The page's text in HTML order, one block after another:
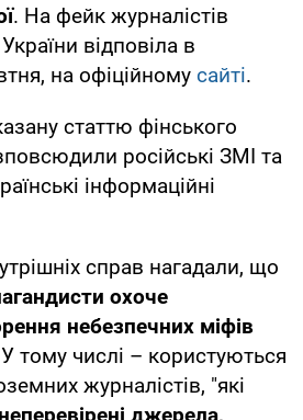
. На фейк журналістів
відповіла в
на офіційному сайті.
статтю фінського
російські ЗМІ та
інформаційні
справ нагадали, що
охоче
небезпечних міфів
тому числі – користуються
журналістів, "які
неперевірені джерела,